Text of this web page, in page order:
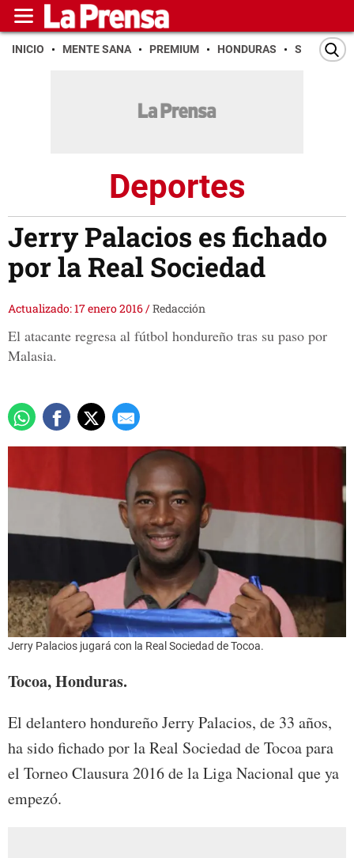
INICIO MENTE SANA PREMIUM HONDURAS SAN PEDRO
Deportes
Jerry Palacios es fichado
por la Real Sociedad
Actualizado: 17 enero 2016/Redacción
El atacante regresa al fútbol hondureño tras su paso por
Malasia.
Jerry Palacios jugará con la Real Sociedad de Tocoa.
Tocoa, Honduras.
El delantero hondureño Jerry Palacios, de 33 años,
ha sido fichado por la Real Sociedad de Tocoa para
el Torneo Clausura 2016 de la Liga Nacional que ya
empezó.